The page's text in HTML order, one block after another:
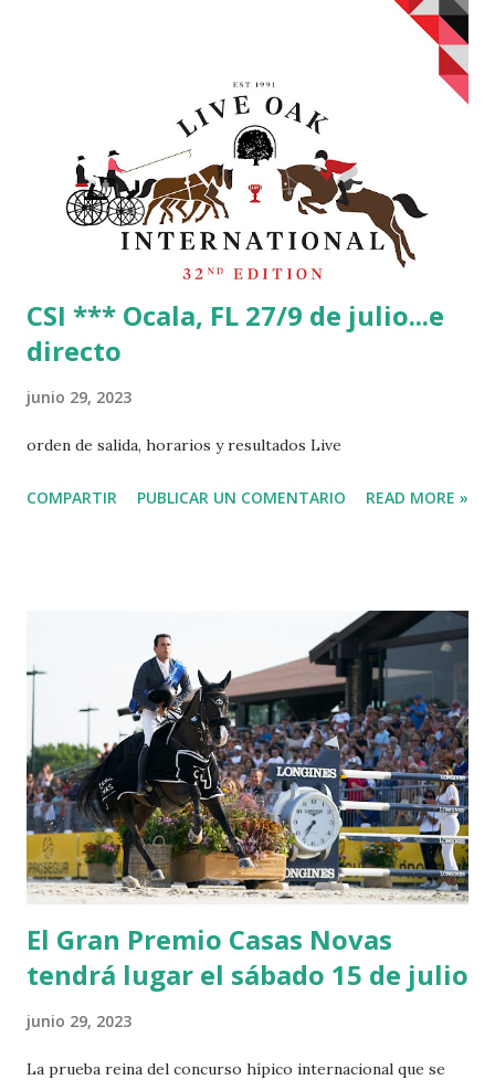
CSI *** Ocala, FL 27/9 de julio...e
directo
junio 29, 2023
orden de salida, horarios y resultados Live
COMPARTIR PUBLICAR UN COMENTARIO READ MORE »
El Gran Premio Casas Novas
tendrá lugar el sábado 15 de julio
junio 29, 2023
La prueba reina del concurso hípico internacional que se